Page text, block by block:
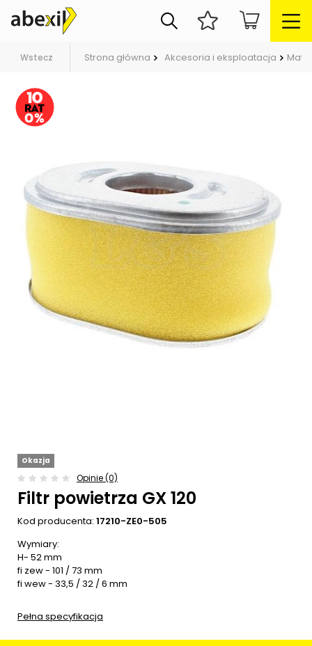
Wstecz Strona główna Akcesoria i eksploatacja
Okazja
Opinie (0)
Filtr powietrza GX 120
Kod producenta: 17210-ZE0-505
Wymiary:
H- 52 mm
fi zew - 101 / 73 mm
fi wew - 33,5 / 32 / 6 mm
Pełna specyfikacja